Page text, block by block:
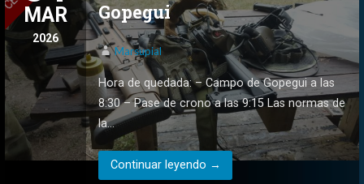
Gopegui
MAR
2026
Marsupial
Hora de quedada: – Campo de Gopegui a las
8:30 – Pase de crono a las 9:15 Las normas de
la…
Continuar leyendo →